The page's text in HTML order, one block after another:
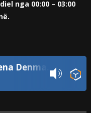
nga 00:00 – 03:00
Radio Antena Denmark